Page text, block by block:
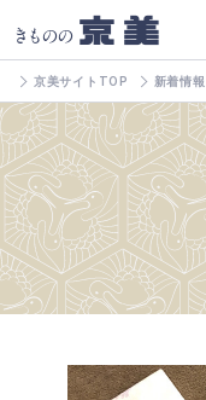
きものの 京美
京美サイトTOP 新着情報